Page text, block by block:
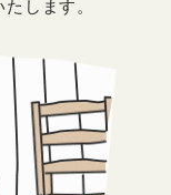
します。